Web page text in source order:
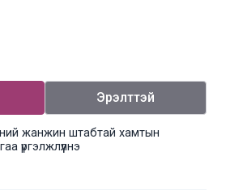
Эрэлттэй
жанжин штабтай хамтын
үргэлжлүүлнэ